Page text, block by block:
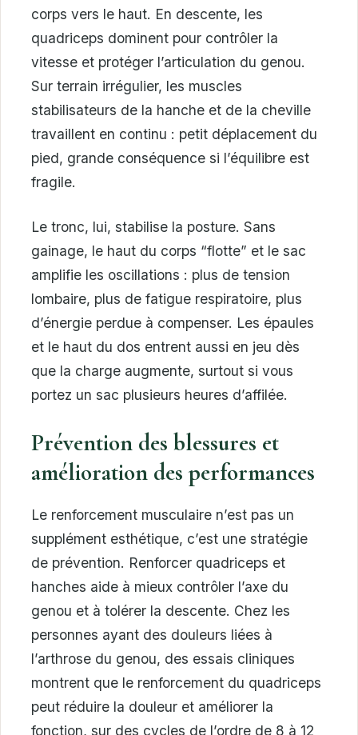
corps vers le haut. En descente, les
quadriceps dominent pour contrôler la
vitesse et protéger l’articulation du genou.
Sur terrain irrégulier, les muscles
stabilisateurs de la hanche et de la cheville
travaillent en continu : petit déplacement du
pied, grande conséquence si l’équilibre est
fragile.
Le tronc, lui, stabilise la posture. Sans
gainage, le haut du corps “flotte” et le sac
amplifie les oscillations : plus de tension
lombaire, plus de fatigue respiratoire, plus
d’énergie perdue à compenser. Les épaules
et le haut du dos entrent aussi en jeu dès
que la charge augmente, surtout si vous
portez un sac plusieurs heures d’affilée.
Prévention des blessures et
amélioration des performances
Le renforcement musculaire n’est pas un
supplément esthétique, c’est une stratégie
de prévention. Renforcer quadriceps et
hanches aide à mieux contrôler l’axe du
genou et à tolérer la descente. Chez les
personnes ayant des douleurs liées à
l’arthrose du genou, des essais cliniques
montrent que le renforcement du quadriceps
peut réduire la douleur et améliorer la
fonction, sur des cycles de l’ordre de 8 à 12